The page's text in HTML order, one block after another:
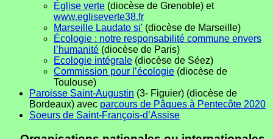
Église verte (diocèse de Grenoble) et
www.egliseverte38.fr
Marseille Laudato si' (diocèse de Marseille)
Écologie : notre responsabilité commune envers
l’humanité (diocèse de Paris)
Ecologie intégrale (diocèse de Séez)
Commission pour l’écologie (diocèse de
Toulouse)
Paroisse Saint-Augustin (3- Figuier) (diocèse de
Bordeaux) avec parcours de Pâques à Pentecôte 2020
Soeurs de Saint-François-d’Assise